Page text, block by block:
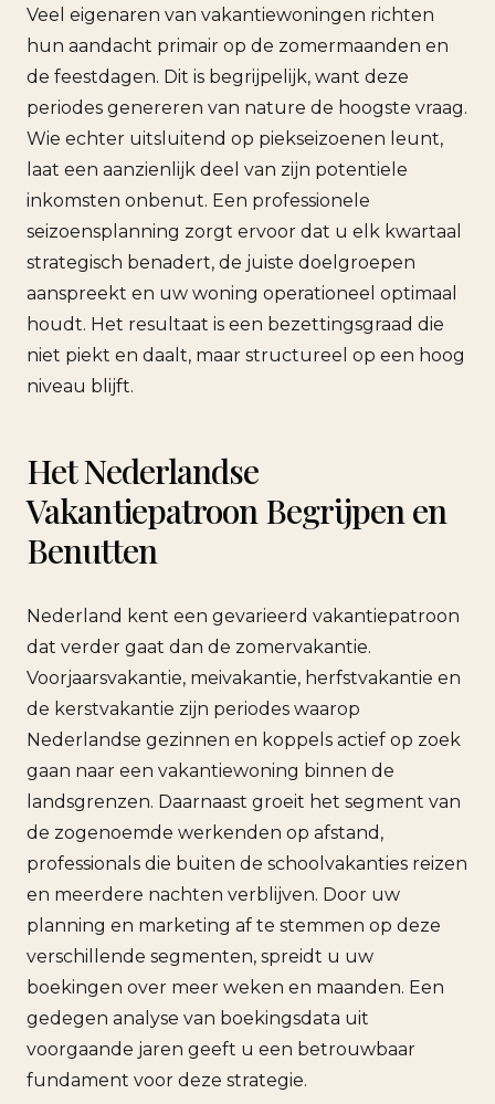
Veel eigenaren van vakantiewoningen richten
hun aandacht primair op de zomermaanden en
de feestdagen. Dit is begrijpelijk, want deze
periodes genereren van nature de hoogste vraag.
Wie echter uitsluitend op piekseizoenen leunt,
laat een aanzienlijk deel van zijn potentiele
inkomsten onbenut. Een professionele
seizoensplanning zorgt ervoor dat u elk kwartaal
strategisch benadert, de juiste doelgroepen
aanspreekt en uw woning operationeel optimaal
houdt. Het resultaat is een bezettingsgraad die
niet piekt en daalt, maar structureel op een hoog
niveau blijft.
Het Nederlandse
Vakantiepatroon Begrijpen en
Benutten
Nederland kent een gevarieerd vakantiepatroon
dat verder gaat dan de zomervakantie.
Voorjaarsvakantie, meivakantie, herfstvakantie en
de kerstvakantie zijn periodes waarop
Nederlandse gezinnen en koppels actief op zoek
gaan naar een vakantiewoning binnen de
landsgrenzen. Daarnaast groeit het segment van
de zogenoemde werkenden op afstand,
professionals die buiten de schoolvakanties reizen
en meerdere nachten verblijven. Door uw
planning en marketing af te stemmen op deze
verschillende segmenten, spreidt u uw
boekingen over meer weken en maanden. Een
gedegen analyse van boekingsdata uit
voorgaande jaren geeft u een betrouwbaar
fundament voor deze strategie.